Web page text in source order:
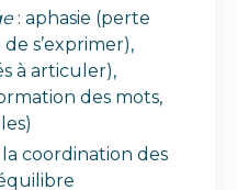
: aphasie (perte
s’exprimer),
à articuler),
des mots,
coordination des